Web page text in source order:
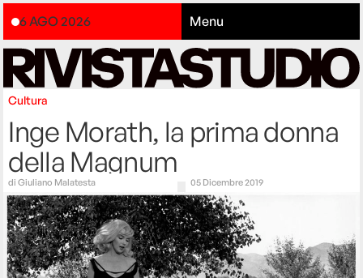
6 AGO 2026 Menu
Cultura
Inge Morath, la prima donna
della Magnum
diGiuliano Malatesta 05 Dicembre 2019